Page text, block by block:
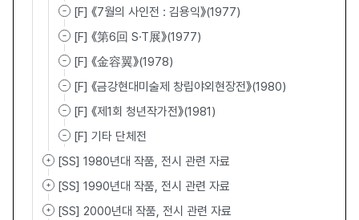
[F] 《7월의 사인전 : 김용익》(1977)
[F] 《第6回 S·T展》(1977)
[F] 《金容翼》(1978)
[F] 《금강현대미술제 창립야외현장전》(1980)
[F] 《제1회 청년작가전》(1981)
[F] 기타 단체전
[SS] 1980년대 작품, 전시 관련 자료
[SS] 1990년대 작품, 전시 관련 자료
[SS] 2000년대 작품, 전시 관련 자료